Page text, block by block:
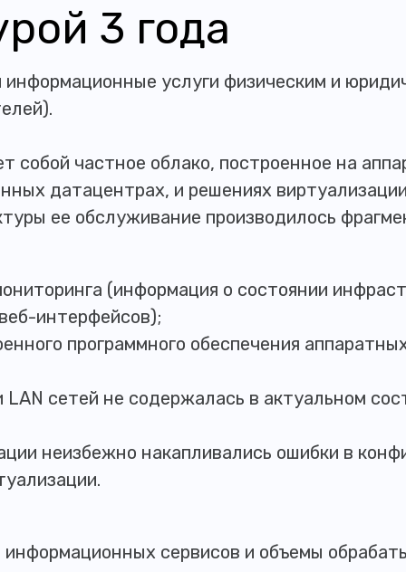
3 года
услуги физическим и
собой частное облако, построенное на
датацентрах, и решениях
ее обслуживание производилось
(информация о состоянии
интерфейсов);
программного обеспечения
сетей не содержалась в актуальном
неизбежно накапливались ошибки в
сервисов и объемы